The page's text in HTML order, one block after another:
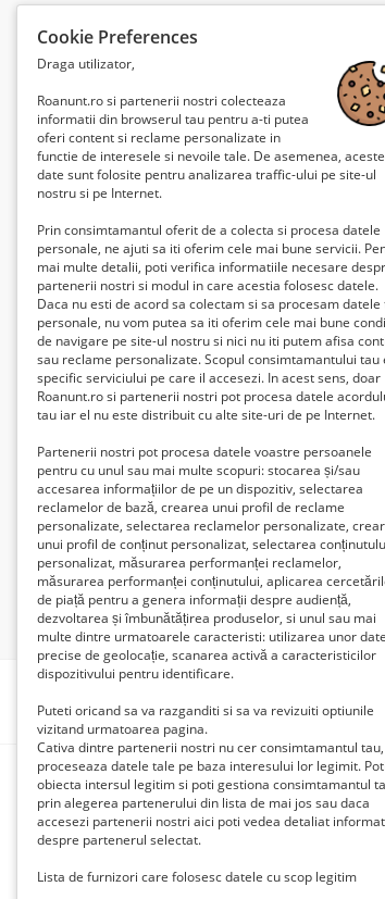
Cookie Preferences
Draga utilizator,
Roanunt.ro si partenerii nostri colecteaza
informatii din browserul tau pentru a-ti putea
oferi content si reclame personalizate in
functie de interesele si nevoile tale. De asemenea, aceste
date sunt folosite pentru analizarea traffic-ului pe site-ul
nostru si pe Internet.
Prin consimtamantul oferit de a colecta si procesa datele
personale, ne ajuti sa iti oferim cele mai bune servicii.
mai multe detalii, poti verifica informatiile necesare
partenerii nostri si modul in care acestia folosesc datele.
Daca nu esti de acord sa colectam si sa procesam datele
personale, nu vom putea sa iti oferim cele mai bune
de navigare pe site-ul nostru si nici nu iti putem afisa
sau reclame personalizate. Scopul consimtamantului tau
specific serviciului pe care il accesezi. In acest sens, doar
Roanunt.ro si partenerii nostri pot procesa datele
tau iar el nu este distribuit cu alte site-uri de pe Internet.
Partenerii nostri pot procesa datele voastre persoanele
pentru cu unul sau mai multe scopuri: stocarea și/sau
accesarea informațiilor de pe un dispozitiv, selectarea
reclamelor de bază, crearea unui profil de reclame
personalizate, selectarea reclamelor personalizate,
unui profil de conținut personalizat, selectarea
personalizat, măsurarea performanței reclamelor,
măsurarea performanței conținutului, aplicarea
de piață pentru a genera informații despre audiență,
dezvoltarea și îmbunătățirea produselor, si unul sau mai
multe dintre urmatoarele caracteristi: utilizarea unor date
precise de geolocație, scanarea activă a caracteristicilor
dispozitivului pentru identificare.
Puteti oricand sa va razganditi si sa va revizuiti optiunile
vizitand urmatoarea pagina.
Cativa dintre partenerii nostri nu cer consimtamantul
proceseaza datele tale pe baza interesului lor legimit. Poti
obiecta intersul legitim si poti gestiona consimtamantul
prin alegerea partenerului din lista de mai jos sau daca
accesezi partenerii nostri aici poti vedea detaliat
despre partenerul selectat.
Lista de furnizori care folosesc datele cu scop legitim
Căutări recente: poze nud teno));select **
inchiriez garsoniera direct proprietar
inchiriez
tutun
filiasi
PARTENERII NOȘTRI